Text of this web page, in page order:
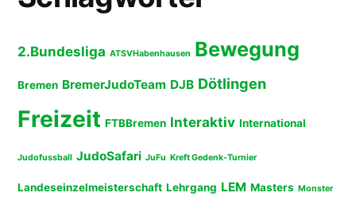
2.Bundesliga ATSVHabenhausen Bewegung
Bremen BremerJudoTeam DJB Dötlingen
Freizeit FTBBremen Interaktiv International
Judofussball JudoSafari JuFu Kreft Gedenk-Turnier
Landeseinzelmeisterschaft Lehrgang LEM Masters Monster